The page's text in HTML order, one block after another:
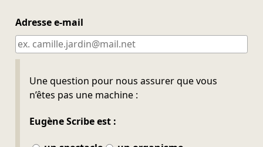
Adresse e-mail
Une question pour nous assurer que vous
n’êtes pas une machine :
Eugène Scribe est :
Ne pas remplir